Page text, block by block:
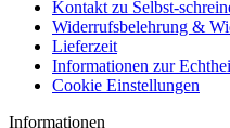
Kontakt zu Selbst-
Widerrufsbelehrung &
Lieferzeit
Informationen zur
Cookie Einstellungen
Informationen